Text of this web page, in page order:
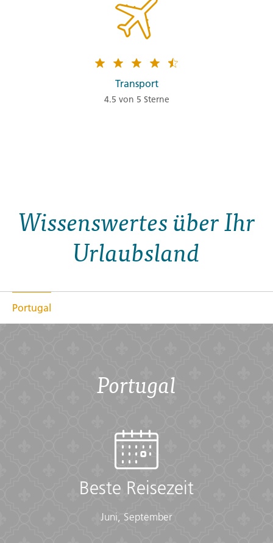
Transport
4.5 von 5 Sterne
Wissenswertes über Ihr
Urlaubsland
Portugal
Portugal
Beste Reisezeit
Juni, September